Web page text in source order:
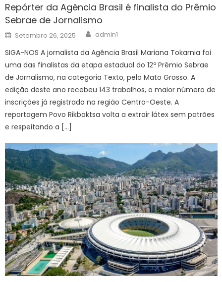
Repórter da Agência Brasil é finalista do Prêmio
Sebrae de Jornalismo
Posted
on
Setembro 26, 2025 Author
admin1
SIGA-NOS A jornalista da Agência Brasil Mariana Tokarnia foi
uma das finalistas da etapa estadual do 12º Prêmio Sebrae
de Jornalismo, na categoria Texto, pelo Mato Grosso. A
edição deste ano recebeu 143 trabalhos, o maior número de
inscrições já registrado na região Centro-Oeste. A
reportagem Povo Rikbaktsa volta a extrair látex sem patrões
e respeitando a […]